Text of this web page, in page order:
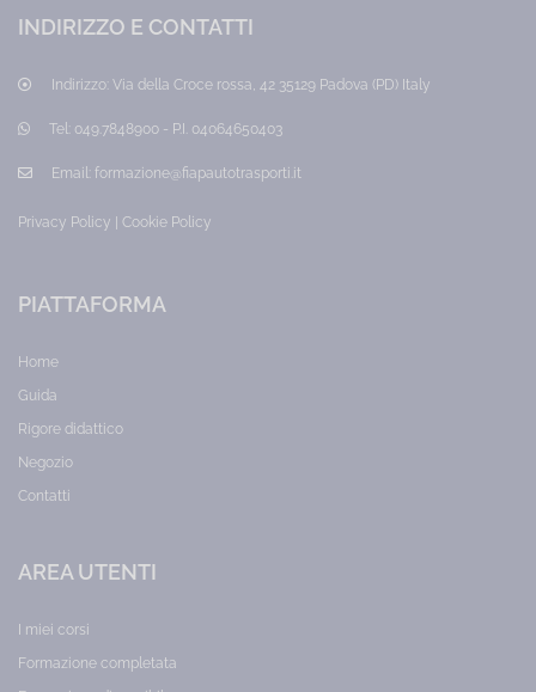
del
for
all
Categoria:
Prezzo:
INDIRIZZO E CONTATTI
Indirizzo: Via della Croce rossa, 42 35129 Padova (PD) Italy
Tel: 049.7848900 - P.I. 04064650403
Email: formazione@fiapautotrasporti.it
Privacy Policy | Cookie Policy
PIATTAFORMA
Home
Guida
Rigore didattico
Negozio
Contatti
AREA UTENTI
I miei corsi
Formazione completata